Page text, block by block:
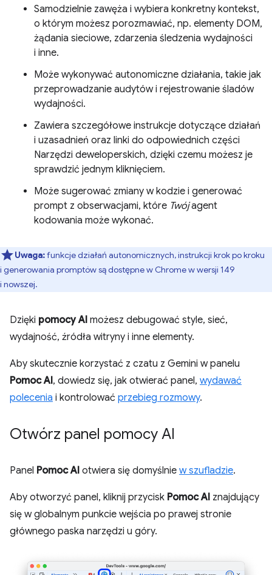
Samodzielnie zawęża i wybiera konkretny kontekst,
o którym możesz porozmawiać, np. elementy DOM,
żądania sieciowe, zdarzenia śledzenia wydajności
i inne.
Może wykonywać autonomiczne działania, takie jak
przeprowadzanie audytów i rejestrowanie śladów
wydajności.
Zawiera szczegółowe instrukcje dotyczące działań
i uzasadnień oraz linki do odpowiednich części
Narzędzi deweloperskich, dzięki czemu możesz je
sprawdzić jednym kliknięciem.
Może sugerować zmiany w kodzie i generować
prompt z obserwacjami, które Twójagent
kodowania może wykonać.
Uwaga:funkcje działań autonomicznych, instrukcji krok po kroku
i generowania promptów są dostępne w Chrome w wersji 149
i nowszej.
Dzięki pomocy AI możesz debugować style, sieć,
wydajność, źródła witryny i inne elementy.
Aby skutecznie korzystać z czatu z Gemini w panelu
Pomoc AI, dowiedz się, jak otwierać panel, wydawać
polecenia i kontrolować przebieg rozmowy.
Otwórz panel pomocy AI
Panel Pomoc AI otwiera się domyślnie w szufladzie.
Aby otworzyć panel, kliknij przycisk Pomoc AI znajdujący
się w globalnym punkcie wejścia po prawej stronie
głównego paska narzędzi u góry.